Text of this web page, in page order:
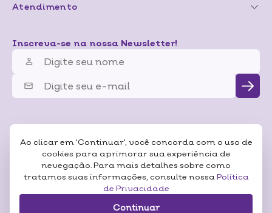
Ao clicar em 'Continuar', você concorda com o uso de
cookies para aprimorar sua experiência de
nevegação. Para mais detalhes sobre como
tratamos suas informações, consulte nossa Política
de Privacidade
Continuar
Atendimento
Inscreva-se na nossa Newsletter!